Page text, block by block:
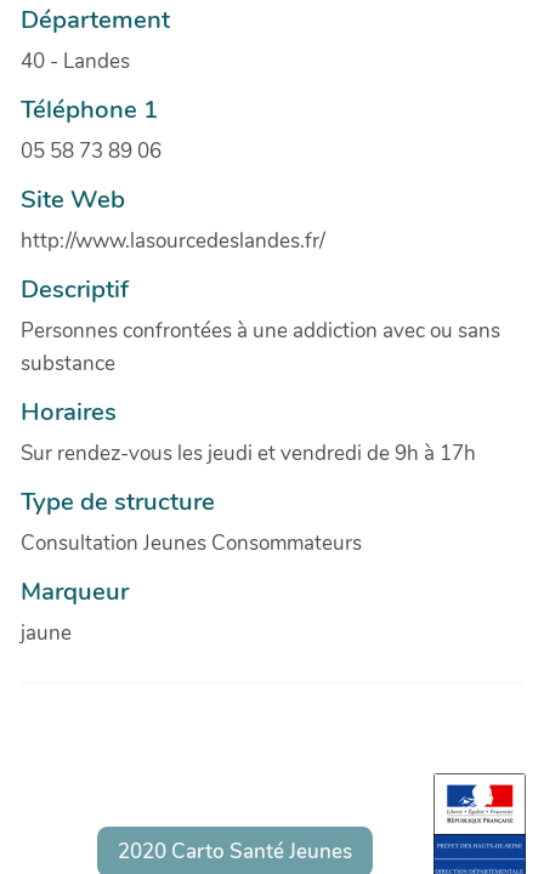
Département
40 - Landes
Téléphone 1
05 58 73 89 06
Site Web
http://www.lasourcedeslandes.fr/
Descriptif
Personnes confrontées à une addiction avec ou sans
substance
Horaires
Sur rendez-vous les jeudi et vendredi de 9h à 17h
Type de structure
Consultation Jeunes Consommateurs
Marqueur
jaune
2020 Carto Santé Jeunes